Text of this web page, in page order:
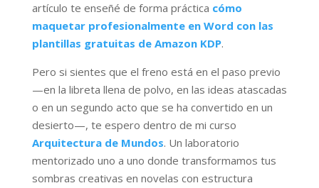
artículo te enseñé de forma práctica cómo
maquetar profesionalmente en Word con las
plantillas gratuitas de Amazon KDP.
Pero si sientes que el freno está en el paso previo
—en la libreta llena de polvo, en las ideas atascadas
o en un segundo acto que se ha convertido en un
desierto—, te espero dentro de mi curso
Arquitectura de Mundos. Un laboratorio
mentorizado uno a uno donde transformamos tus
sombras creativas en novelas con estructura